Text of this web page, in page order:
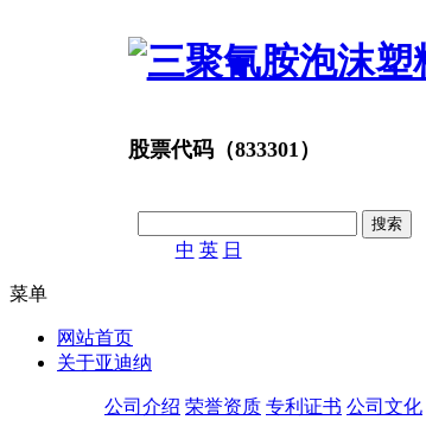
股票代码（833301）
中 英 日
菜单
网站首页
关于亚迪纳
公司介绍 荣誉资质 专利证书 公司文化